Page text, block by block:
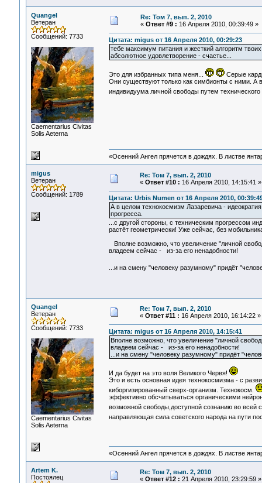
Quangel
Ветеран
Сообщений: 7733
Сaementarius Civitas
Solis Aeterna
Re: Том 7, вып. 2, 2010
« Ответ #9 : 16 Апреля 2010, 00:39:49 »
Цитата: migus от 16 Апреля 2010, 00:29:23
тебе максимум питания и жесткий алгоритм
абсолютное удовлетворение - счастье...
Это для избранных типа меня...
Серые
Они существуют только как симбионты с ними. А
индивидуума личной свободы путем
«Осенний Ангел прячется в дождях. В листве
migus
Ветеран
Сообщений: 1789
Re: Том 7, вып. 2, 2010
« Ответ #10 : 16 Апреля 2010, 14:15:41 »
Цитата: Urbis Numen от 16 Апреля 2010,
А в целом технокосмизм Лазаревича -
прогресса.
...с другой стороны, с техническим прогрессом
растёт геометрически! Уже сейчас, без
Вполне возможно, что увеличение "личной
владеем сейчас - из-за его ненадобности!
...и на смену "человеку разумному" придёт
Quangel
Ветеран
Сообщений: 7733
Сaementarius Civitas
Solis Aeterna
Re: Том 7, вып. 2, 2010
« Ответ #11 : 16 Апреля 2010, 16:14:22 »
Цитата: migus от 16 Апреля 2010, 14:15:41
Вполне возможно, что увеличение "личной
владеем сейчас - из-за его ненадобности!
...и на смену "человеку разумному" придёт
И да будет на это воля Великого Червя!
Это и есть основная идея технокосмизма - с
киборгизированный сверх-организм. Технокосм.
эффективно обсчитываться органическими
возможной свободы,доступной сознанию во всей
направляющая сила советского народа на пути
«Осенний Ангел прячется в дождях. В листве
Artem K.
Постоялец
Re: Том 7, вып. 2, 2010
« Ответ #12 : 21 Апреля 2010, 23:29:59 »